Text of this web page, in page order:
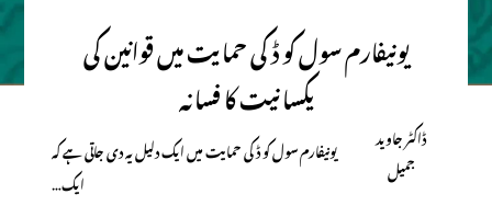
یونیفارم سول کو ڈ کی حمایت میں قوانین کی
یکسانیت کا فسانہ
ڈاکٹر جاوید
جمیل
یونیفارم سول کو ڈ کی حمایت میں ایک دلیل یہ دی جاتی ہے کہ
ایک…